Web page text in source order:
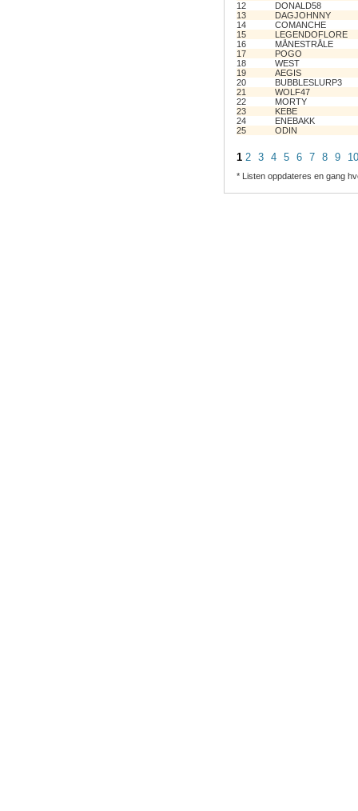
12
DONALD58
13
DAGJOHNNY
14
COMANCHE
15
LEGENDOFLORE
16
MÅNESTRÅLE
17
POGO
18
WEST
19
AEGIS
20
BUBBLESLURP3
21
WOLF47
22
MORTY
23
KEBE
24
ENEBAKK
25
ODIN
1 2 3 4 5 6 7 8 9 10
* Listen oppdateres en gang